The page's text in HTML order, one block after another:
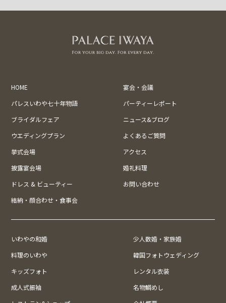
HOME
宴会・会議
パレスいわや七十年物語
パーティーレポート
ブライダルフェア
ニュース&ブログ
ウエディングプラン
よくあるご質問
挙式会場
アクセス
披露宴会場
婚礼料理
ドレス & ビューティー
お問い合わせ
結納・顔合わせ・食事会
いわやの和婚
少人数婚・家族婚
料理のいわや
韓国フォトウェディング
キッズフォト
レンタル衣装
成人式振袖
名物鯛めし